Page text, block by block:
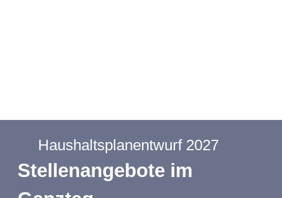
Haushaltsplanentwurf 2027
Stellenangebote im